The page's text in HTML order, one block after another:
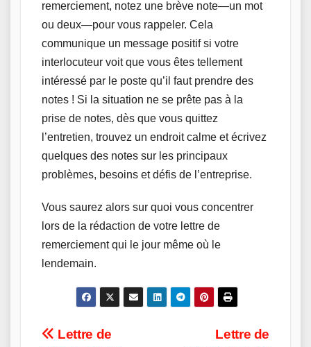
remerciement, notez une brève note—un mot
ou deux—pour vous rappeler. Cela
communique un message positif si votre
interlocuteur voit que vous êtes tellement
intéressé par le poste qu’il faut prendre des
notes ! Si la situation ne se prête pas à la
prise de notes, dès que vous quittez
l’entretien, trouvez un endroit calme et écrivez
quelques des notes sur les principaux
problèmes, besoins et défis de l’entreprise.
Vous saurez alors sur quoi vous concentrer
lors de la rédaction de votre lettre de
remerciement qui le jour même où le
lendemain.
Post
Lettre de
Lettre de